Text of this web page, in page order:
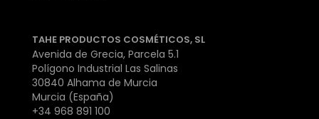
TAHE PRODUCTOS COSMÉTICOS, SL
Avenida de Grecia, Parcela 5.1
Polígono Industrial Las Salinas
30840 Alhama de Murcia
Murcia (España)
+34 968 891 100